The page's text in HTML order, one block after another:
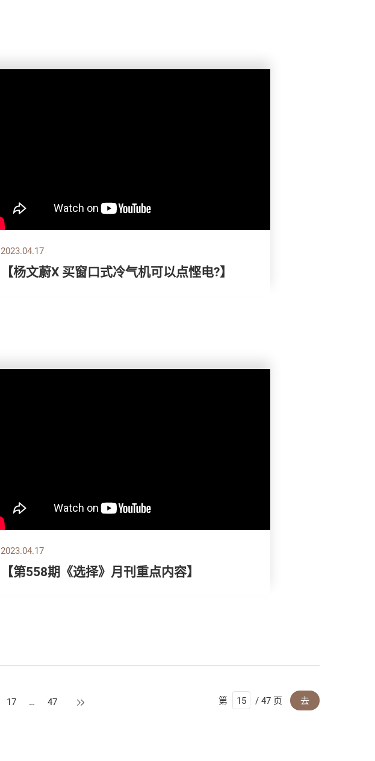
2023.04.17
【杨文蔚X 买窗口式冷气机可以点悭电?】
2023.04.17
【第558期《选择》月刊重点内容】
17 … 47 下一页 第 / 47 页 去